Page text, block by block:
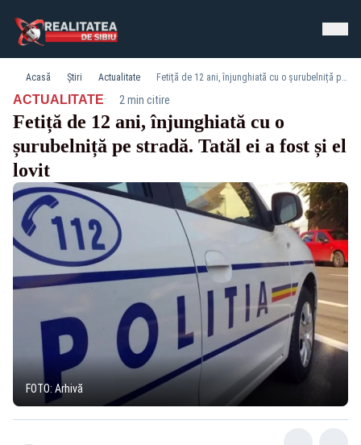
Acasă Știri Actualitate Fetiță de 12 ani, înjunghiată cu o șurubelniță pe stradă. Tatăl ei a fost și el lovit
ACTUALITATE· 2 min citire
Fetiță de 12 ani, înjunghiată cu o
șurubelniță pe stradă. Tatăl ei a fost și el
lovit
FOTO: Arhivă